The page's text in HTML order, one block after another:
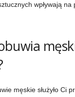
wpływają na
męskie służyło Ci